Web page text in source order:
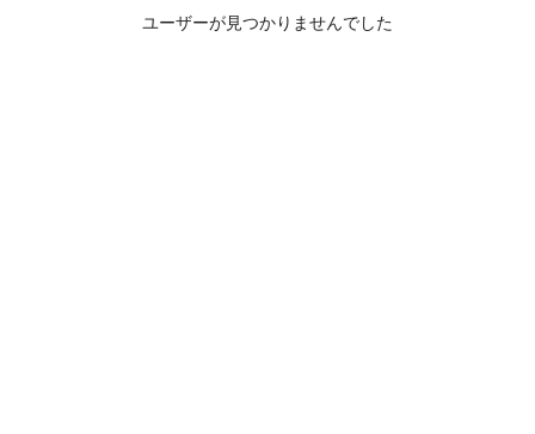
ユーザーが見つかりませんでした